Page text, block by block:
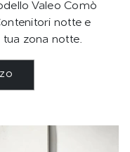
Valeo Comò
notte e
zona notte.